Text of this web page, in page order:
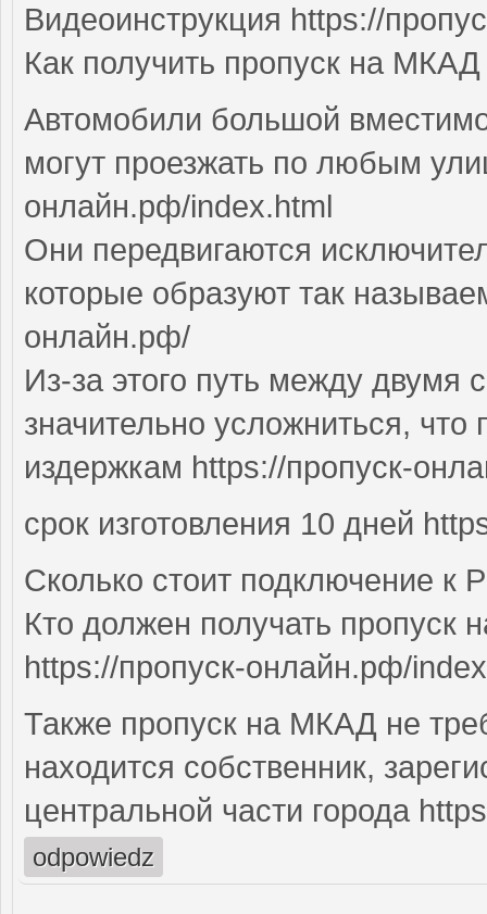
Видеоинструкция https://
Как получить пропуск на
Автомобили большой
могут проезжать по любым
онлайн.рф/index.html
Они передвигаются
которые образуют так
онлайн.рф/
Из-за этого путь между
значительно усложниться,
издержкам https://пропуск-
срок изготовления 10 дней
Сколько стоит подключение к
Кто должен получать пропуск
https://пропуск-онлайн.рф/
Также пропуск на МКАД не
находится собственник,
центральной части города
odpowiedz